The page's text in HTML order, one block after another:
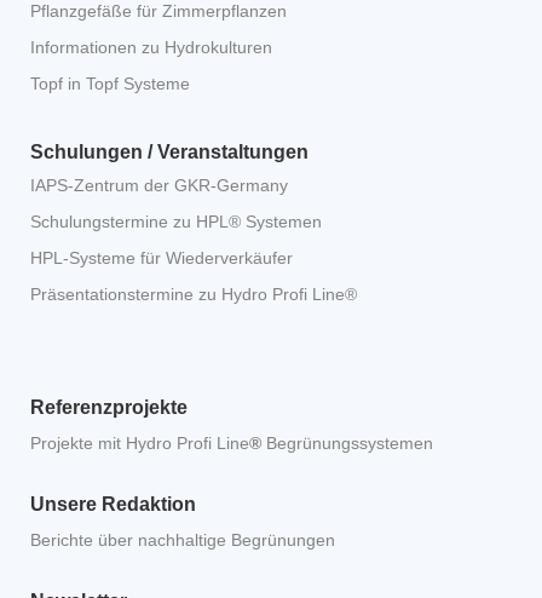
Pflanzgefäße für Zimmerpflanzen
Informationen zu Hydrokulturen
Topf in Topf Systeme
Schulungen / Veranstaltungen
IAPS-Zentrum der GKR-Germany
Schulungstermine zu HPL® Systemen
HPL-Systeme für Wiederverkäufer
Präsentationstermine zu Hydro Profi Line®
Referenzprojekte
Projekte mit Hydro Profi Line® Begrünungssystemen
Unsere Redaktion
Berichte über nachhaltige Begrünungen